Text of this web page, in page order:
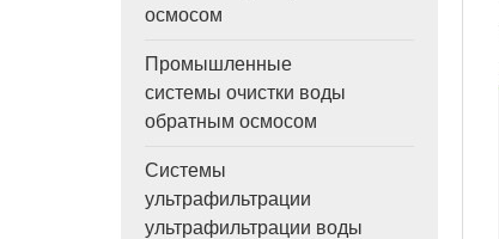
осмосом
Промышленные
системы очистки воды
обратным осмосом
Системы
ультрафильтрации
ультрафильтрации воды